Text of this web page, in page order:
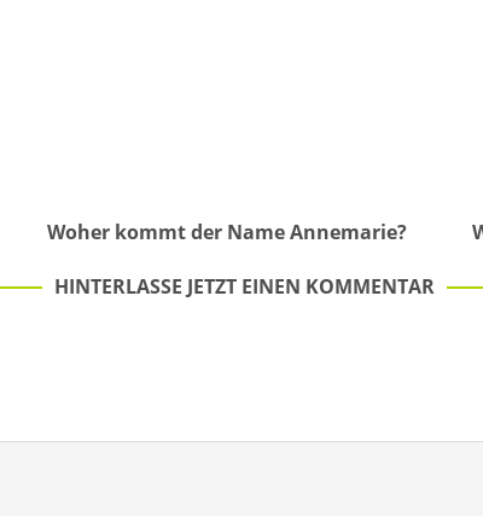
Woher kommt der Name Annemarie?
HINTERLASSE JETZT EINEN KOMMENTAR